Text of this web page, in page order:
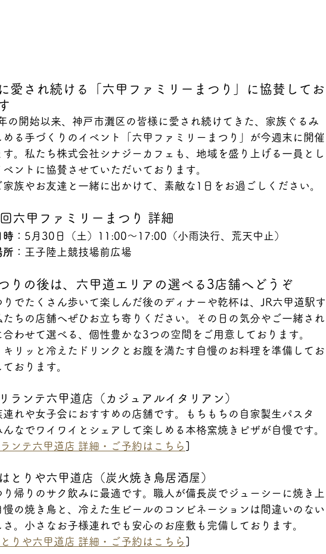
愛され続ける「六甲ファミリーまつり」に協賛してお
の開始以来、神戸市灘区の皆様に愛され続けてきた、家族ぐるみ
める手づくりのイベント「六甲ファミリーまつり」が今週末に開催
す。私たち株式会社シナジーカフェも、地域を盛り上げる一員とし
ベントに協賛させていただいております。
家族やお友達と一緒に出かけて、素敵な1日をお過ごしください。
六甲ファミリーまつり 詳細
時 ：5月30日（土）11:00～17:00（小雨決行、荒天中止）
所 ：王子陸上競技場前広場
りの後は、六甲道エリアの選べる3店舗へどうぞ
りでたくさん歩いて楽しんだ後のディナーや乾杯は、JR六甲道駅す
たちの店舗へぜひお立ち寄りください。その日の気分やご一緒され
合わせて選べる、個性豊かな3つの空間をご用意しております。
キリッと冷えたドリンクとお腹を満たす自慢のお料理を準備してお
おります。
ランテ六甲道店（カジュアルイタリアン）
連れや女子会におすすめの店舗です。もちもちの自家製生パスタ
んなでワイワイとシェアして楽しめる本格窯焼きピザが自慢です。
ンテ六甲道店 詳細・ご予約はこちら ]
とりや六甲道店（炭火焼き鳥居酒屋）
り帰りのサク飲みに最適です。職人が備長炭でジューシーに焼き上
慢の焼き鳥と、冷えた生ビールのコンビネーションは間違いのない
さ。小さなお子様連れでも安心のお座敷も完備しております。
りや六甲道店 詳細・ご予約はこちら ]